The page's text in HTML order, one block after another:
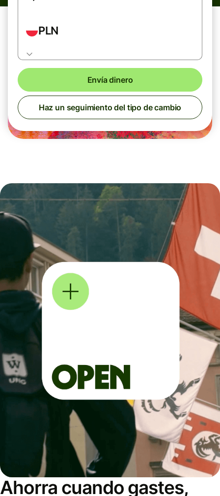
PLN
Envía dinero
Haz un seguimiento del tipo de cambio
Ahorra cuando gastes,